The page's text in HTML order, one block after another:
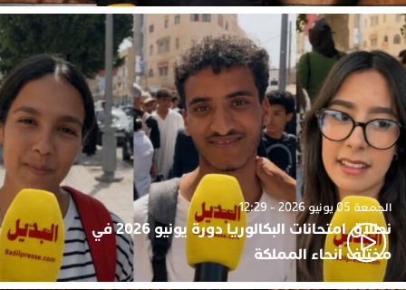
الجمعة 05 يونيو 2026 - 12:29
نطلاق امتحانات البكالوريا دورة يونيو 2026 في
مختلف أنحاء المملكة